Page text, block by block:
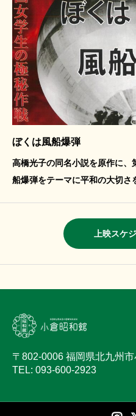
ぼくは風船爆弾
高橋光子の同名小説を原作に
船爆弾をテーマに平和の大切さ
上映スケ
〒802-0006 福岡県北九州
TEL: 093-600-2923